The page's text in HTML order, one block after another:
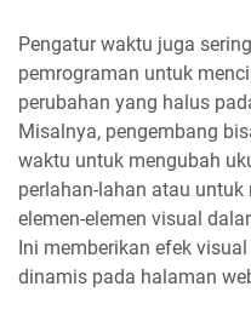
Pengatur waktu juga
pemrograman untuk
perubahan yang halus
Misalnya, pengembang
waktu untuk mengubah
perlahan-lahan atau untuk
elemen-elemen visual
Ini memberikan efek
dinamis pada halaman